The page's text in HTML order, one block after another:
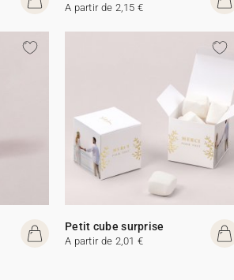
A partir de 2,15 €
Petit cube surprise
A partir de 2,01 €